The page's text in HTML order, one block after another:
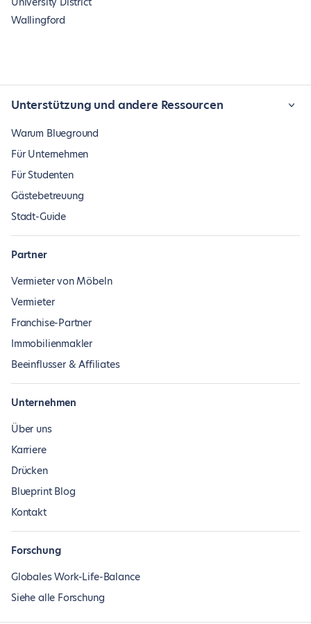
Wallingford
Unterstützung und andere Ressourcen
Warum Blueground
Für Unternehmen
Für Studenten
Gästebetreuung
Stadt-Guide
Partner
Vermieter von Möbeln
Vermieter
Franchise-Partner
Immobilienmakler
Beeinflusser & Affiliates
Unternehmen
Über uns
Karriere
Drücken
Blueprint Blog
Kontakt
Forschung
Globales Work-Life-Balance
Siehe alle Forschung